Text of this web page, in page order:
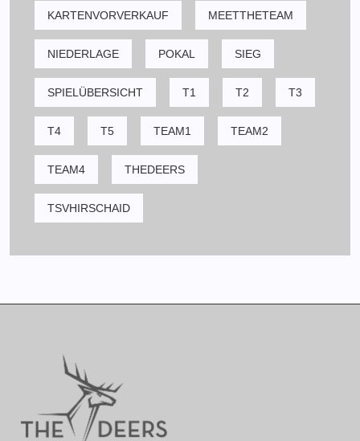
KARTENVORVERKAUF MEETTHETEAM
NIEDERLAGE POKAL SIEG
SPIELÜBERSICHT T1 T2 T3
T4 T5 TEAM1 TEAM2
TEAM4 THEDEERS
TSVHIRSCHAID